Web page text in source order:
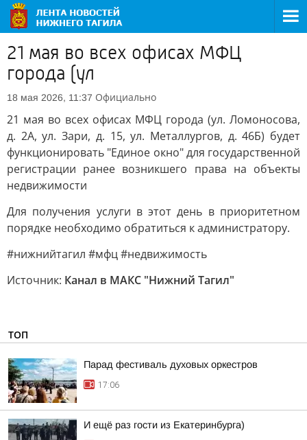
21 мая во всех офисах МФЦ
города (ул
18 мая 2026, 11:37 Официально
21 мая во всех офисах МФЦ города (ул. Ломоносова,
д. 2А, ул. Зари, д. 15, ул. Металлургов, д. 46Б) будет
функционировать "Единое окно" для государственной
регистрации ранее возникшего права на объекты
недвижимости
Для получения услуги в этот день в приоритетном
порядке необходимо обратиться к администратору.
#нижнийтагил #мфц #недвижимость
Источник: Канал в МАКС "Нижний Тагил"
ТОП
Парад фестиваль духовых оркестров
17:06
И ещё раз гости из Екатеринбурга)